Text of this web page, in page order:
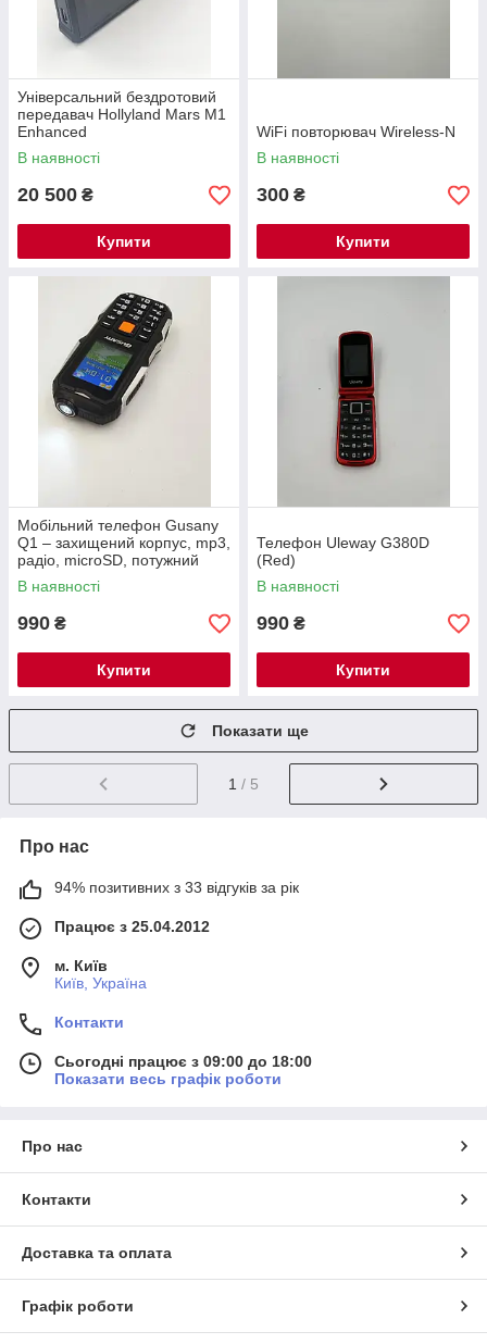
Універсальний бездротовий
передавач Hollyland Mars M1
Enhanced
В наявності
20 500 ₴
Купити
WiFi повторювач Wireless-N
В наявності
300 ₴
Купити
Мобільний телефон Gusany
Q1 – захищений корпус, mp3,
радіо, microSD, потужний
аккумулятор та ліхтарик
В наявності
990 ₴
Купити
Телефон Uleway G380D
(Red)
В наявності
990 ₴
Купити
Показати ще
1 / 5
Про нас
94% позитивних з 33 відгуків за рік
Працює з 25.04.2012
м. Київ
Київ, Україна
Контакти
Сьогодні працює з 09:00 до 18:00
Показати весь графік роботи
Про нас
Контакти
Доставка та оплата
Графік роботи